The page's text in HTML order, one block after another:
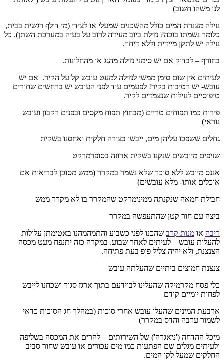
לנו משהו חשוב)
נזילה מצנרת המים כולל מהשכנים שמעלי או לצידי (מי דולף רגשית בבית,
כלומר נשמתו בוכה? נזילת ביוב מעידה לרוב על בעיה במערכת השתן). כל
נזילה יש לתקן מיידית וללא דיחוי.
בחורף – לבדוק אם יש סימני נזילה מהגג או מהחלונות.
לעיתים אין שום סימן ממשי לנזילה למעט עובש קל על הקיר. אם יש
עובש- יש רטיבות בקיר! לפעמים עוד לפני העובש יש ברחשים שחורים
טיפוסיים לנזילות שנצמדים לקיר.
פירות כמו תפוחים טריים (מבחוץ תפוח מקסים ובפנים רקבון ועובש
נוראי)
גחלים ששפכו עליהן מים, ייבשו בצורה חלקית ואחסנו בשקית
שזיפים מיובשים שנקנו בשקית ארוזה בסופרמרקט
אננס מיובש ללא סוכר שלא נשמר במקרר (ממש מסוכן לבריאות אם
אוכלים אותו- מלא עובשים)
חבילת חמאה שנקנתה ממינימרקט שהמקרר בו לא מקרר ממש
ביצה עם חור קטן שהתעפשה במקרר
ריבה או מנות קרב שהכנו לפני כשבוע והתמהמהנו באטימתן עלולות
להעלות עובש – לעיתים לאחר שבוע. במקרה כזה יתנפח מעט מכסה
הצנצנת, ולא יהיה צליל פופ בעת פתיחה.
צנצנת חמוצים ביתיים שהעלתה עובש
כלי פסח מקרמיקה שהעלינו לבוידעם בתוך ארגז סגור ושכחנו לייבש
לפחות יומיים קודם
ארבעת המינים שהעלו עובש אחרי סוכות (במהלך חג הסוכות כדאי
לשמור ערבה והדס במקרר)
מיכל ההדחה ('ניאגרה') של השירותים – להרים את המכסה בשליפה
ולעיתים מגלים שם הפתעות כמו מים עכורים או עובש שחור סביב
החלקים שמעל לקו המים.